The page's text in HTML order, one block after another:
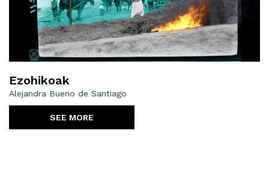
Ezohikoak
Alejandra Bueno de Santiago
SEE MORE